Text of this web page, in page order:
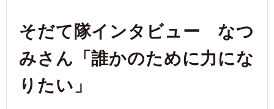
o
そだて隊インタビュー なつ
みさん「誰かのために力にな
りたい」